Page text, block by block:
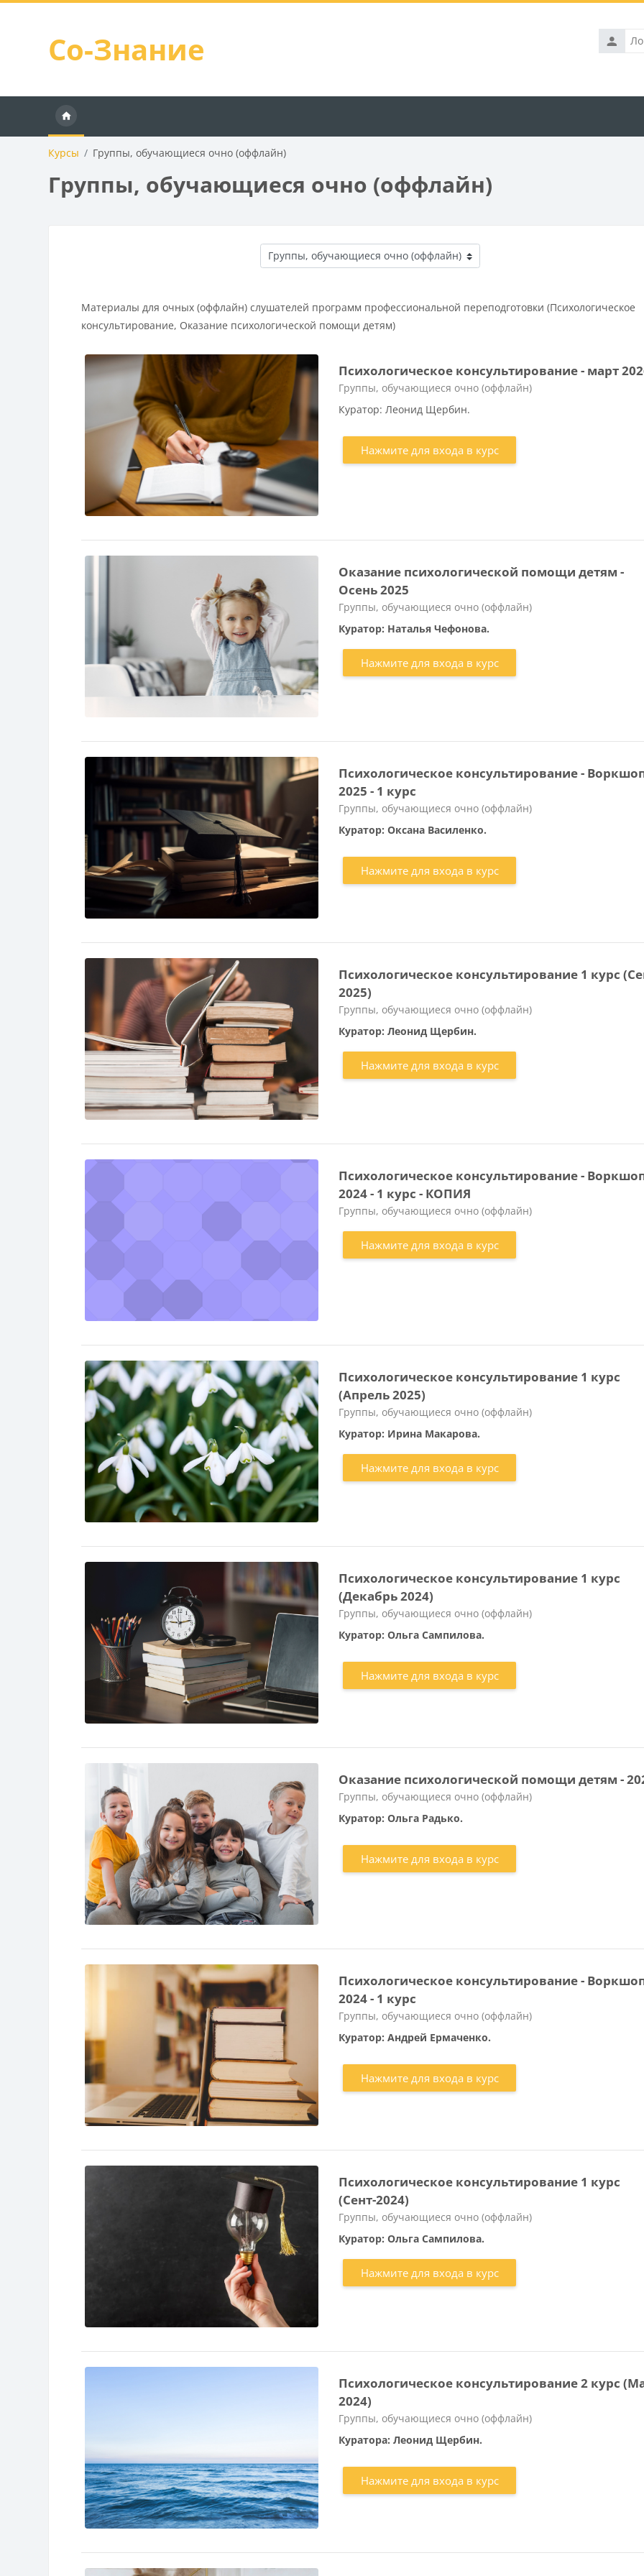
Со-Знание Логин
Курсы Группы, обучающиеся очно (оффлайн)
Группы, обучающиеся очно (оффлайн)
Категории курсов
Материалы для очных (оффлайн) слушателей программ профессиональной переподготовки (Психологическое
консультирование, Оказание психологической помощи детям)
Психологическое консультирование - март
Категория курса
Группы, обучающиеся очно (оффлайн)
Куратор: Леонид Щербин.
Нажмите для входа в курс
Оказание психологической помощи детям -
Осень 2025
Категория курса
Группы, обучающиеся очно (оффлайн)
Куратор: Наталья Чефонова.
Нажмите для входа в курс
Психологическое консультирование -
2025 - 1 курс
Категория курса
Группы, обучающиеся очно (оффлайн)
Куратор: Оксана Василенко.
Нажмите для входа в курс
Психологическое консультирование 1 курс
2025)
Категория курса
Группы, обучающиеся очно (оффлайн)
Куратор: Леонид Щербин.
Нажмите для входа в курс
Психологическое консультирование -
2024 - 1 курс - КОПИЯ
Категория курса
Группы, обучающиеся очно (оффлайн)
Нажмите для входа в курс
Психологическое консультирование 1 курс
(Апрель 2025)
Категория курса
Группы, обучающиеся очно (оффлайн)
Куратор: Ирина Макарова.
Нажмите для входа в курс
Психологическое консультирование 1 курс
(Декабрь 2024)
Категория курса
Группы, обучающиеся очно (оффлайн)
Куратор: Ольга Сампилова.
Нажмите для входа в курс
Оказание психологической помощи детям -
Категория курса
Группы, обучающиеся очно (оффлайн)
Куратор: Ольга Радько.
Нажмите для входа в курс
Психологическое консультирование -
2024 - 1 курс
Категория курса
Группы, обучающиеся очно (оффлайн)
Куратор: Андрей Ермаченко.
Нажмите для входа в курс
Психологическое консультирование 1 курс
(Сент-2024)
Категория курса
Группы, обучающиеся очно (оффлайн)
Куратор: Ольга Сампилова.
Нажмите для входа в курс
Психологическое консультирование 2 курс
2024)
Категория курса
Группы, обучающиеся очно (оффлайн)
Куратора: Леонид Щербин.
Нажмите для входа в курс